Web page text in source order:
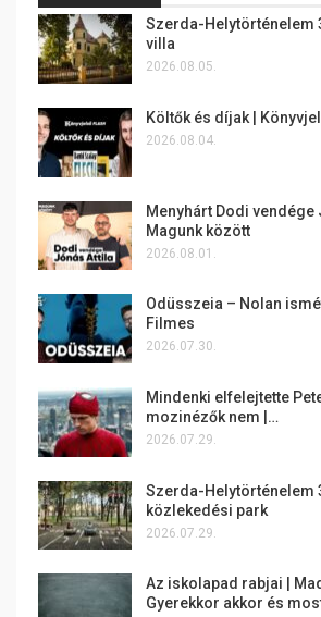
Szerda-Helytörténelem
villa
2026.08.05.
Költők és díjak |
2026.08.04.
Menyhárt Dodi vendége
Magunk között
2026.08.01.
Odüsszeia – Nolan
Filmes
2026.07.30.
Mindenki elfelejtette
mozinézők nem |…
2026.07.29.
Szerda-Helytörténelem
közlekedési park
2026.07.29.
Az iskolapad rabjai |
Gyerekkor akkor és